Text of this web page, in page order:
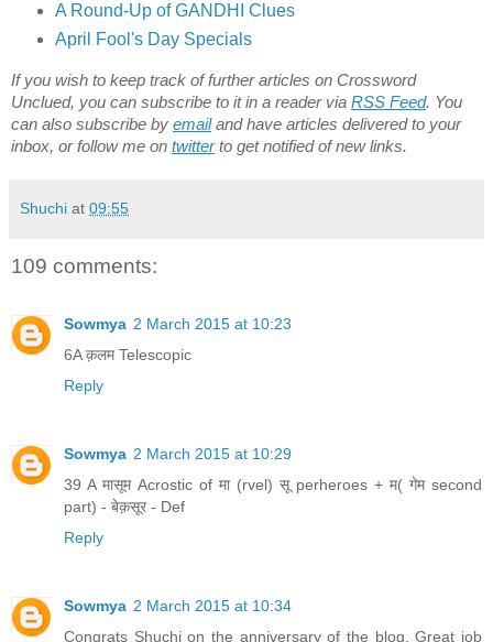
A Round-Up of GANDHI Clues
April Fool's Day Specials
If you wish to keep track of further articles on Crossword
Unclued, you can subscribe to it in a reader via RSS Feed. You
can also subscribe by emailand have articles delivered to your
inbox, or follow me on twitterto get notified of new links.
Shuchi at 09:55
109 comments:
Sowmya 2 March 2015 at 10:23
6A क़लम Telescopic
Reply
Sowmya 2 March 2015 at 10:29
39 A मासूम Acrostic of मा (rvel) सू perheroes + म( गेम second
part) - बेक़सूर - Def
Reply
Sowmya 2 March 2015 at 10:34
Congrats Shuchi on the anniversary of the blog. Great job